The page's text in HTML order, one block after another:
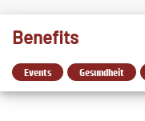
Benefits
Events Gesundheit